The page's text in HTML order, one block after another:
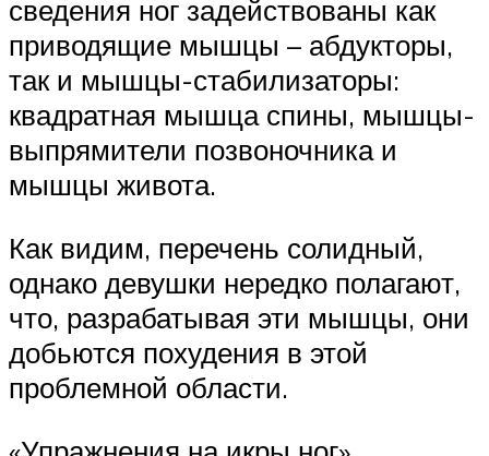
сведения ног задействованы как
приводящие мышцы – абдукторы,
так и мышцы-стабилизаторы:
квадратная мышца спины, мышцы-
выпрямители позвоночника и
мышцы живота.
Как видим, перечень солидный,
однако девушки нередко полагают,
что, разрабатывая эти мышцы, они
добьются похудения в этой
проблемной области.